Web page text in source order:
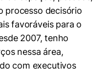
processo decisório
favoráveis para o
2007, tenho
nessa área,
com executivos